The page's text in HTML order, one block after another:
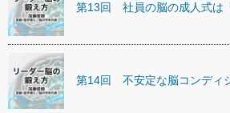
第13回 社員の脳の成人式は
第14回 不安定な脳コンディ